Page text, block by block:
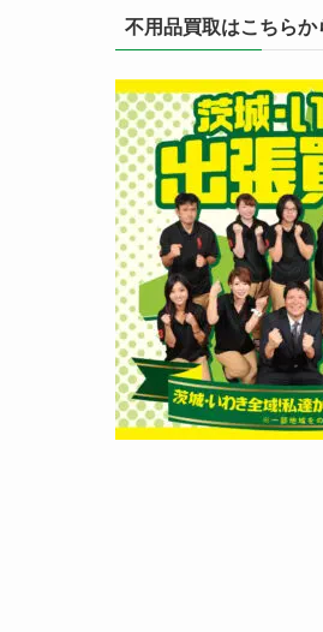
不用品買取はこちらか